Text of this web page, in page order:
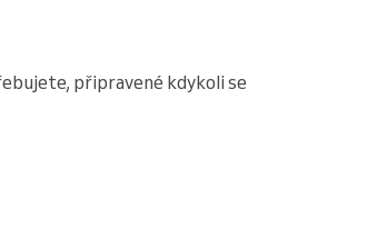
připravené kdykoli se